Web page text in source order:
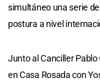
simultáneo una serie
postura a nivel
Junto al Canciller
en Casa Rosada con